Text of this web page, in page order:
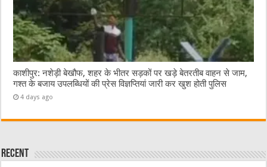
काशीपुर: नशेड़ी बेखौफ, शहर के भीतर सड़कों पर खड़े बेतरतीब वाहन से जाम,
गश्त के बजाय उपलब्धियों की प्रेस विज्ञप्तियां जारी कर खुश होती पुलिस
4 days ago
Recent